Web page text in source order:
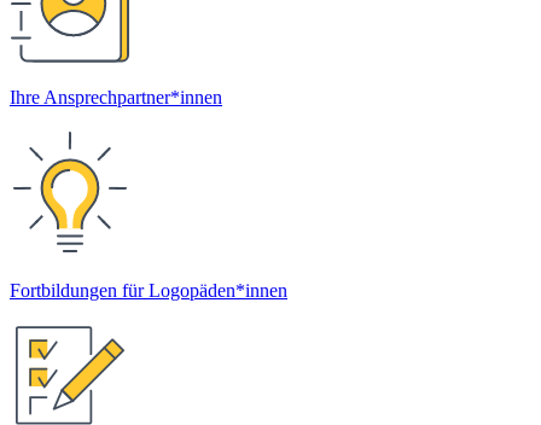
Ihre Ansprechpartner*innen
Fortbildungen für Logopäden*innen